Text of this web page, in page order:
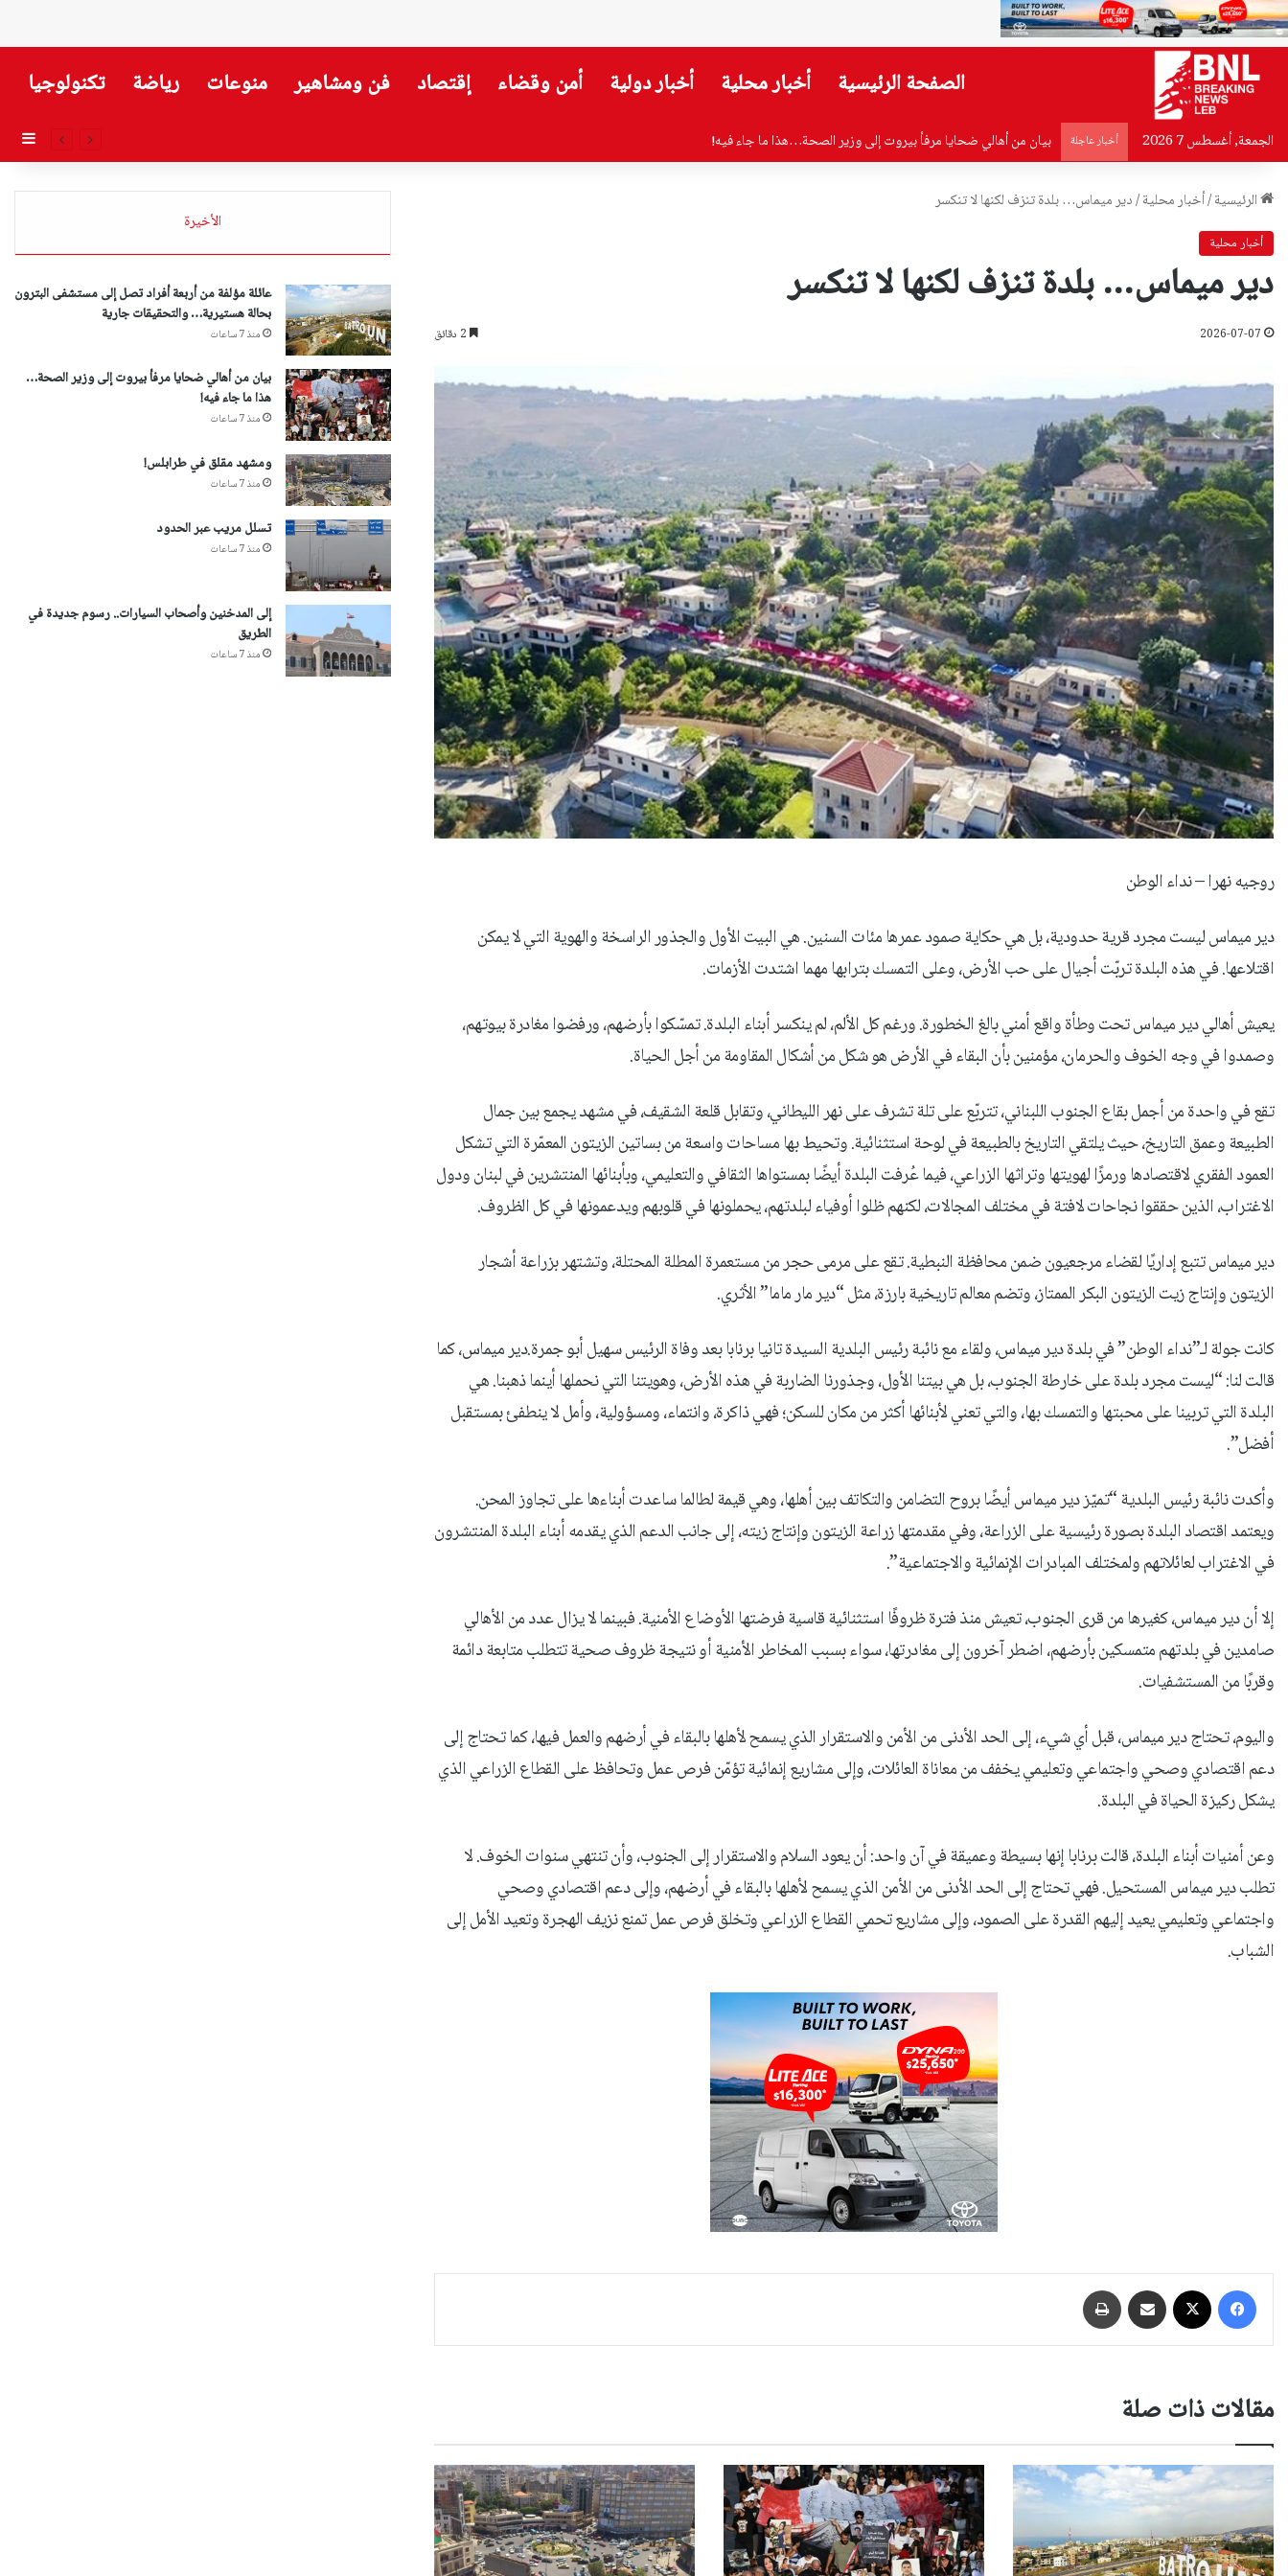
الصفحة الرئيسية أخبار محلية أخبار دولية أمن وقضاء إقتصاد فن ومشاهير منوعات رياضة تكنولوجيا
الجمعة, أغسطس 7 2026 أخبار عاجلة بيان من أهالي ضحايا مرفأ بيروت إلى وزير الصحة…هذا ما جاء فيه!
الرئيسية/أخبار محلية/دير ميماس… بلدة تنزف لكنها لا تنكسر
أخبار محلية
دير ميماس… بلدة تنزف لكنها لا تنكسر
2026-07-07
روجيه نهرا – نداء الوطن
دير ميماس ليست مجرد قرية حدودية، بل هي حكاية صمود عمرها مئات السنين. هي البيت الأول والجذور الراسخة والهوية التي لا يمكن
اقتلاعها. في هذه البلدة تربّت أجيال على حب الأرض، وعلى التمسك بترابها مهما اشتدت الأزمات.
يعيش أهالي دير ميماس تحت وطأة واقع أمني بالغ الخطورة. ورغم كل الألم، لم ينكسر أبناء البلدة. تمسّكوا بأرضهم، ورفضوا مغادرة بيوتهم،
وصمدوا في وجه الخوف والحرمان، مؤمنين بأن البقاء في الأرض هو شكل من أشكال المقاومة من أجل الحياة.
تقع في واحدة من أجمل بقاع الجنوب اللبناني، تتربّع على تلة تشرف على نهر الليطاني، وتقابل قلعة الشقيف، في مشهد يجمع بين جمال
الطبيعة وعمق التاريخ، حيث يلتقي التاريخ بالطبيعة في لوحة استثنائية. وتحيط بها مساحات واسعة من بساتين الزيتون المعمّرة التي تشكل
العمود الفقري لاقتصادها ورمزًا لهويتها وتراثها الزراعي، فيما عُرفت البلدة أيضًا بمستواها الثقافي والتعليمي، وبأبنائها المنتشرين في لبنان ودول
الاغتراب، الذين حققوا نجاحات لافتة في مختلف المجالات، لكنهم ظلوا أوفياء لبلدتهم، يحملونها في قلوبهم ويدعمونها في كل الظروف.
دير ميماس تتبع إداريًا لقضاء مرجعيون ضمن محافظة النبطية. تقع على مرمى حجر من مستعمرة المطلة المحتلة، وتشتهر بزراعة أشجار
الزيتون وإنتاج زيت الزيتون البكر الممتاز، وتضم معالم تاريخية بارزة، مثل “دير مار ماما” الأثري.
كانت جولة لـ”نداء الوطن” في بلدة دير ميماس، ولقاء مع نائبة رئيس البلدية السيدة تانيا برنابا بعد وفاة الرئيس سهيل أبو جمرة.دير ميماس، كما
قالت لنا: “ليست مجرد بلدة على خارطة الجنوب، بل هي بيتنا الأول، وجذورنا الضاربة في هذه الأرض، وهويتنا التي نحملها أينما ذهبنا. هي
البلدة التي تربينا على محبتها والتمسك بها، والتي تعني لأبنائها أكثر من مكان للسكن؛ فهي ذاكرة، وانتماء، ومسؤولية، وأمل لا ينطفئ بمستقبل
أفضل”.
وأكدت نائبة رئيس البلدية “تميّز دير ميماس أيضًا بروح التضامن والتكاتف بين أهلها، وهي قيمة لطالما ساعدت أبناءها على تجاوز المحن.
ويعتمد اقتصاد البلدة بصورة رئيسية على الزراعة، وفي مقدمتها زراعة الزيتون وإنتاج زيته، إلى جانب الدعم الذي يقدمه أبناء البلدة المنتشرون
في الاغتراب لعائلاتهم ولمختلف المبادرات الإنمائية والاجتماعية”.
إلا أن دير ميماس، كغيرها من قرى الجنوب، تعيش منذ فترة ظروفًا استثنائية قاسية فرضتها الأوضاع الأمنية. فبينما لا يزال عدد من الأهالي
صامدين في بلدتهم متمسكين بأرضهم، اضطر آخرون إلى مغادرتها، سواء بسبب المخاطر الأمنية أو نتيجة ظروف صحية تتطلب متابعة دائمة
وقربًا من المستشفيات.
واليوم، تحتاج دير ميماس، قبل أي شيء، إلى الحد الأدنى من الأمن والاستقرار الذي يسمح لأهلها بالبقاء في أرضهم والعمل فيها، كما تحتاج إلى
دعم اقتصادي وصحي واجتماعي وتعليمي يخفف من معاناة العائلات، وإلى مشاريع إنمائية تؤمّن فرص عمل وتحافظ على القطاع الزراعي الذي
يشكل ركيزة الحياة في البلدة.
وعن أمنيات أبناء البلدة، قالت برنابا إنها بسيطة وعميقة في آن واحد: أن يعود السلام والاستقرار إلى الجنوب، وأن تنتهي سنوات الخوف. لا
تطلب دير ميماس المستحيل. فهي تحتاج إلى الحد الأدنى من الأمن الذي يسمح لأهلها بالبقاء في أرضهم، وإلى دعم اقتصادي وصحي
واجتماعي وتعليمي يعيد إليهم القدرة على الصمود، وإلى مشاريع تحمي القطاع الزراعي وتخلق فرص عمل تمنع نزيف الهجرة وتعيد الأمل إلى
الشباب.
فيسبوك مشاركة عبر البريد
مقالات ذات صلة
الأخيرة
عائلة مؤلفة من أربعة أفراد تصل إلى مستشفى البترون
بحالة هستيرية… والتحقيقات جارية
منذ 7 ساعات
بيان من أهالي ضحايا مرفأ بيروت إلى وزير الصحة…
هذا ما جاء فيه!
منذ 7 ساعات
ومشهد مقلق في طرابلس!
منذ 7 ساعات
تسلل مريب عبر الحدود
منذ 7 ساعات
إلى المدخنين وأصحاب السيارات.. رسوم جديدة في
الطريق
منذ 7 ساعات